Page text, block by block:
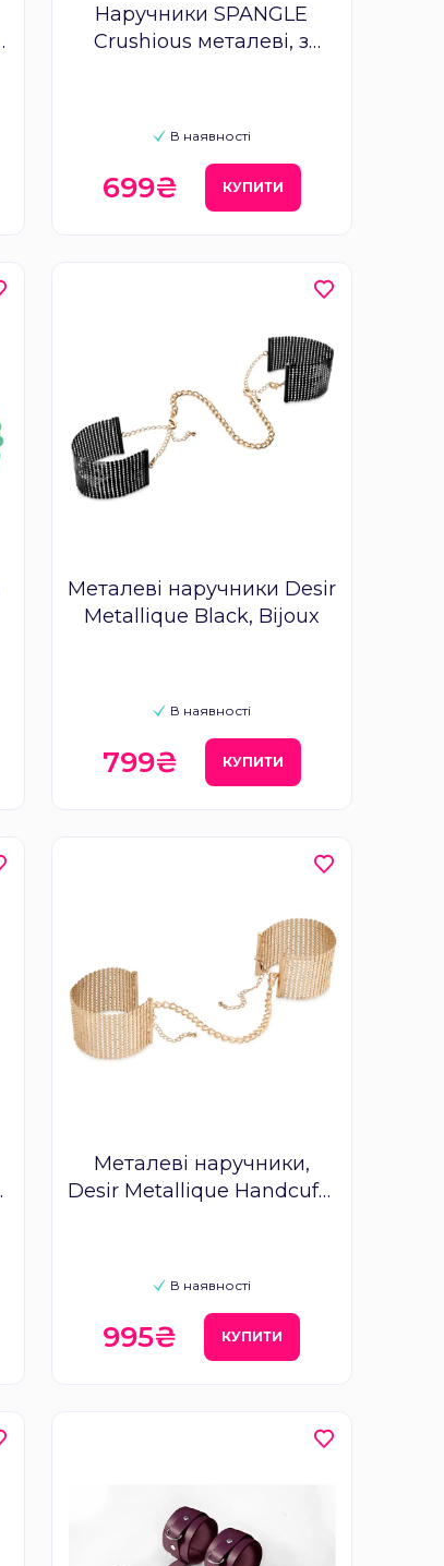
Наручники SPANGLE
Crushious металеві, з
В наявності
699₴ КУПИТИ
Металеві наручники Desir
Metallique Black, Bijoux
В наявності
799₴ КУПИТИ
Металеві наручники,
Desir Metallique Handcuffs
В наявності
995₴ КУПИТИ